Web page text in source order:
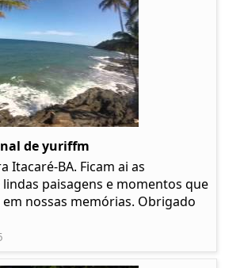
de yuriffm
Itacaré-BA. Ficam ai as
paisagens e momentos que
nossas memórias. Obrigado